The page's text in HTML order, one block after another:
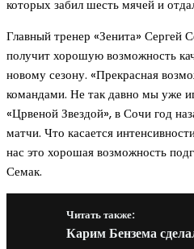
которых забил шесть мячей и
Главный тренер «Зенита» Сергей
получит хорошую возможность
новому сезону. «Прекрасная
командами. Не так давно мы уже
«Црвеной Звездой», в Сочи год
матчи. Что касается
нас это хорошая возможность
Семак.
Читать также:
Карим Бензема